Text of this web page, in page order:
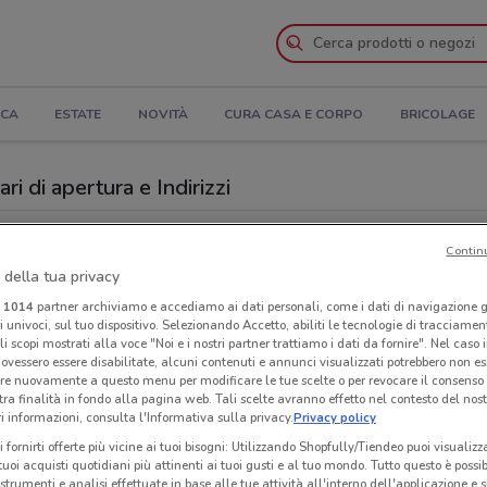
ESTATE NOVITÀ CURA CASA E CORPO BRICOLAGE
di apertura e Indirizzi
della tua privacy
1014partner archiviamo e accediamo ai dati personali, come i dati di navigazione
sul tuo dispositivo. Selezionando Accetto, abiliti le tecnologie di
scopi mostrati alla voce "Noi e i nostri partner trattiamo i dati da fornire". Nel caso
essere disabilitate, alcuni contenuti e annunci visualizzati potrebbero non
nuovamente a questo menu per modificare le tue scelte o per revocare il
finalità in fondo alla pagina web. Tali scelte avranno effetto nel contesto del
informazioni, consulta l'Informativa sulla privacy.Privacy policy
fornirti offerte più vicine ai tuoi bisogni: Utilizzando Shopfully/Tiendeo puoi
acquisti quotidiani più attinenti ai tuoi gusti e al tuo mondo. Tutto questo è